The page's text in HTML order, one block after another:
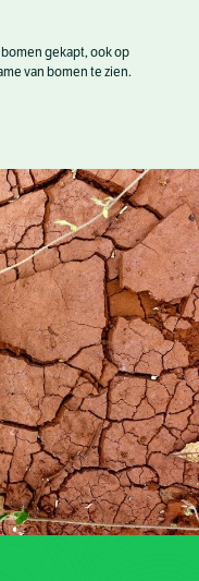
gekapt, ook op
van bomen te zien.